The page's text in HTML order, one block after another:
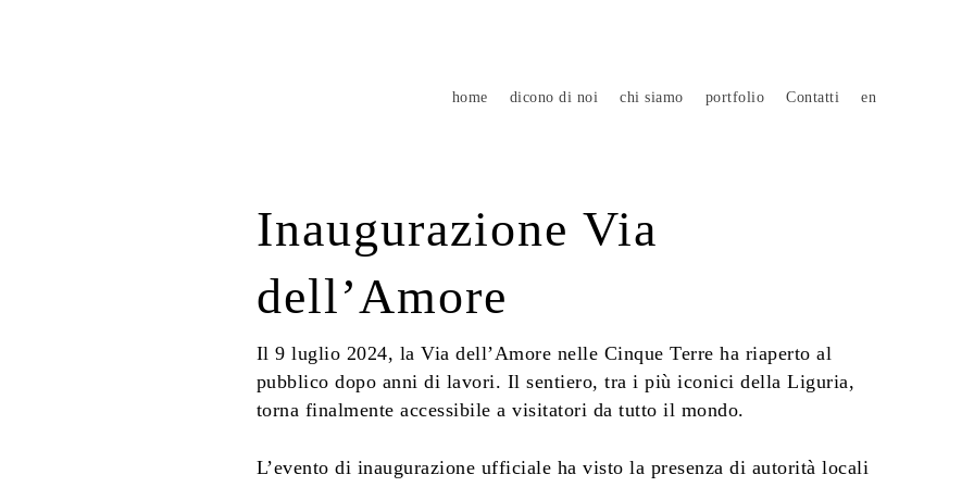
home dicono di noi chi siamo portfolio Contatti en
Inaugurazione Via
dell’Amore
Il 9 luglio 2024, la Via dell’Amore nelle Cinque Terre ha riaperto al
pubblico dopo anni di lavori. Il sentiero, tra i più iconici della Liguria,
torna finalmente accessibile a visitatori da tutto il mondo.
L’evento di inaugurazione ufficiale ha visto la presenza di autorità locali